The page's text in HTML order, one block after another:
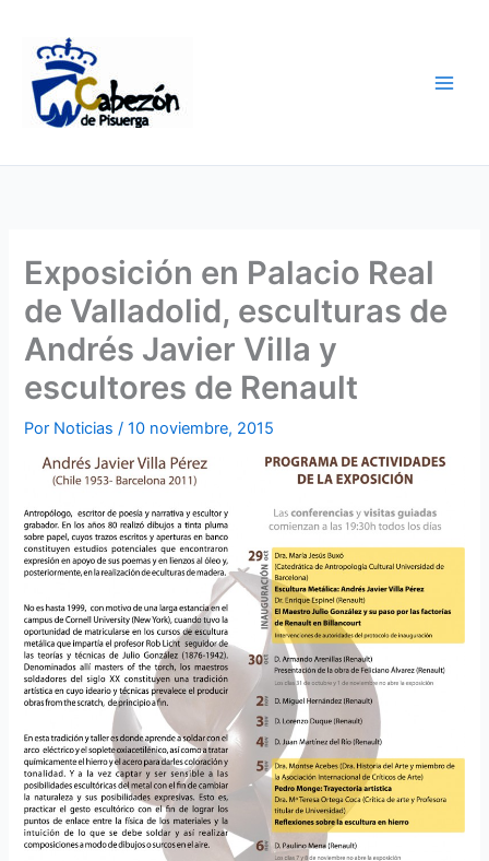
contenido
Exposición en Palacio Real
de Valladolid, esculturas de
Andrés Javier Villa y
escultores de Renault
Por Noticias/10 noviembre, 2015